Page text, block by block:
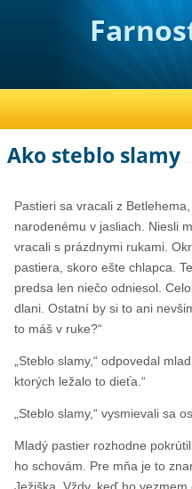
Ako steblo slamy
Pastieri sa vracali z
narodenému v jasliach. Niesli
vracali s prázdnymi rukami.
pastiera, skoro ešte chlapca.
predsa len niečo odniesol.
dlani. Ostatní by si to ani
to máš v ruke?“
„Steblo slamy,“ odpovedal
ktorých ležalo to dieťa.“
„Steblo slamy,“ vysmievali sa
Mladý pastier rozhodne
ho schovám. Pre mňa je to